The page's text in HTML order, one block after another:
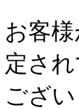
お客
定さ
ござい